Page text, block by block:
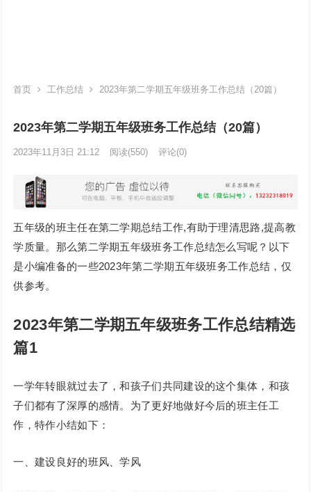
首页 工作总结 2023年第二学期五年级班务工作总结（20篇）
2023年第二学期五年级班务工作总结（20篇）
2023年11月3日 21:12 阅读(550) 评论(0)
五年级的班主任在第二学期总结工作,有助于理清思路,提高教
学质量。那么第二学期五年级班务工作总结怎么写呢？以下
是小编准备的一些2023年第二学期五年级班务工作总结，仅
供参考。
2023年第二学期五年级班务工作总结精选
篇1
一学年转眼就过去了，和孩子们共同建设的这个集体，和孩
子们都有了深厚的感情。为了更好地做好今后的班主任工
作，特作小结如下：
一、建设良好的班风、学风